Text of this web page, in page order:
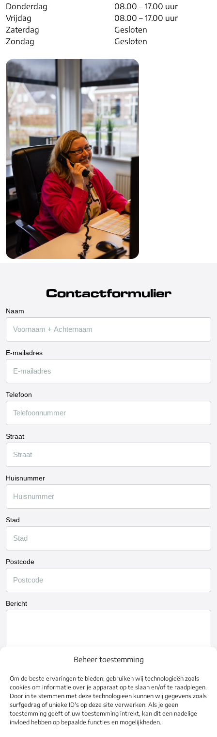
Beheer toestemming
Om de beste ervaringen te bieden, gebruiken wij technologieën zoals
cookies om informatie over je apparaat op te slaan en/of te raadplegen.
Door in te stemmen met deze technologieën kunnen wij gegevens zoals
surfgedrag of unieke ID's op deze site verwerken. Als je geen
toestemming geeft of uw toestemming intrekt, kan dit een nadelige
invloed hebben op bepaalde functies en mogelijkheden.
Donderdag
08.00 – 17.00 uur
Vrijdag
08.00 – 17.00 uur
Zaterdag
Gesloten
Zondag
Gesloten
Contactformulier
Naam
E-mailadres
Telefoon
Straat
Huisnummer
Stad
Postcode
Bericht